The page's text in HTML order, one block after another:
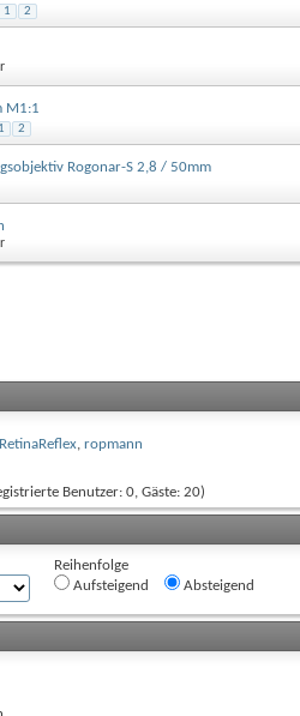
1 2
M1:1
1 2
Rogonar-S 2,8 / 50mm
RetinaReflex, ropmann
Benutzer: 0, Gäste: 20)
Reihenfolge
Aufsteigend
Absteigend